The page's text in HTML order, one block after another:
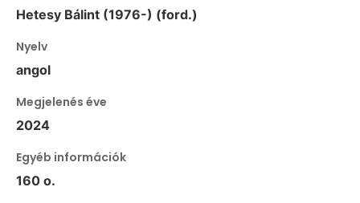
Hetesy Bálint (1976-) (ford.)
Nyelv
angol
Megjelenés éve
2024
Egyéb információk
160 o.